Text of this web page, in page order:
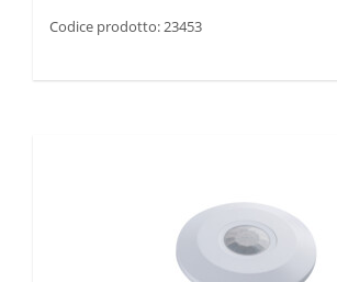
Codice prodotto: 23453